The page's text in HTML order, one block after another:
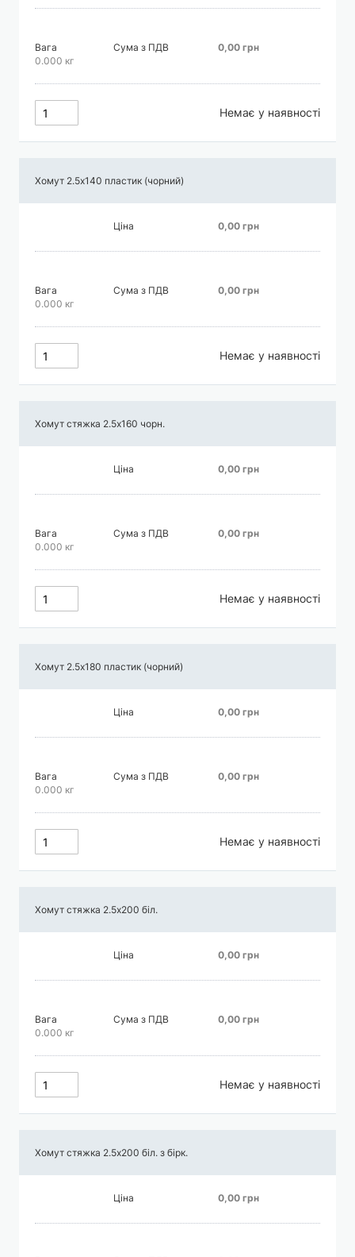
Вага
0.000 кг
Сума з ПДВ 0,00 грн
Немає у наявності
Хомут 2.5х140 пластик (чорний)
Ціна 0,00 грн
Вага
0.000 кг
Сума з ПДВ 0,00 грн
Немає у наявності
Хомут стяжка 2.5х160 чорн.
Ціна 0,00 грн
Вага
0.000 кг
Сума з ПДВ 0,00 грн
Немає у наявності
Хомут 2.5х180 пластик (чорний)
Ціна 0,00 грн
Вага
0.000 кг
Сума з ПДВ 0,00 грн
Немає у наявності
Хомут стяжка 2.5х200 біл.
Ціна 0,00 грн
Вага
0.000 кг
Сума з ПДВ 0,00 грн
Немає у наявності
Хомут стяжка 2.5х200 біл. з бірк.
Ціна 0,00 грн